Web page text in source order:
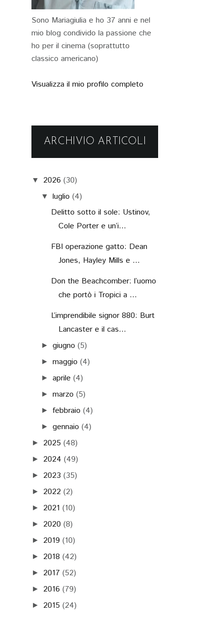
Sono Mariagiulia e ho 37 anni e nel
mio blog condivido la passione che
ho per il cinema (soprattutto
classico americano)
Visualizza il mio profilo completo
ARCHIVIO ARTICOLI
▼ 2026 (30)
▼ luglio (4)
Delitto sotto il sole: Ustinov,
Cole Porter e un’i...
FBI operazione gatto: Dean
Jones, Hayley Mills e ...
Don the Beachcomber: l’uomo
che portò i Tropici a ...
L’imprendibile signor 880: Burt
Lancaster e il cas...
►giugno (5)
►maggio (4)
►aprile (4)
►marzo (5)
►febbraio (4)
►gennaio (4)
► 2025 (48)
► 2024 (49)
► 2023 (35)
► 2022 (2)
► 2021 (10)
► 2020 (8)
► 2019 (10)
► 2018 (42)
► 2017 (52)
► 2016 (79)
► 2015 (24)